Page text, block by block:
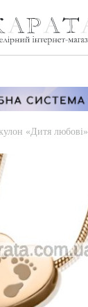
«Дитя любові»